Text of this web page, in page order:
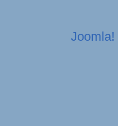
Joomla!